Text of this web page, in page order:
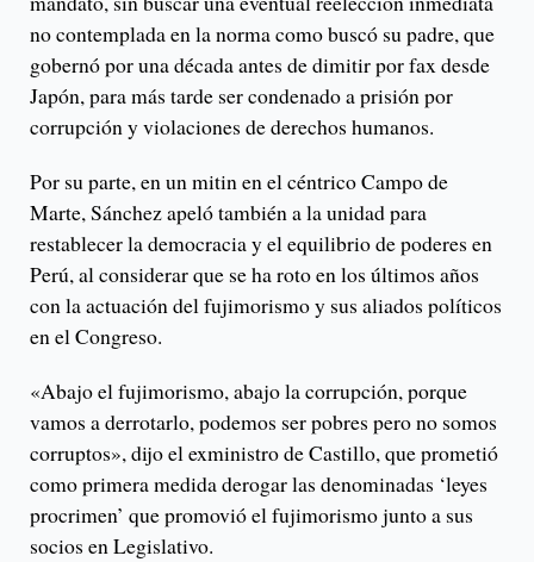
no contemplada en la norma como buscó su padre, que
gobernó por una década antes de dimitir por fax desde
Japón, para más tarde ser condenado a prisión por
corrupción y violaciones de derechos humanos.
Por su parte, en un mitin en el céntrico Campo de
Marte, Sánchez apeló también a la unidad para
restablecer la democracia y el equilibrio de poderes en
Perú, al considerar que se ha roto en los últimos años
con la actuación del fujimorismo y sus aliados políticos
en el Congreso.
«Abajo el fujimorismo, abajo la corrupción, porque
vamos a derrotarlo, podemos ser pobres pero no somos
corruptos», dijo el exministro de Castillo, que prometió
como primera medida derogar las denominadas ‘leyes
procrimen’ que promovió el fujimorismo junto a sus
socios en Legislativo.